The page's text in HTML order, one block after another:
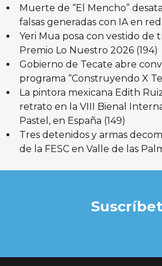
Muerte de “El Mencho”
falsas generadas con IA en
Yeri Mua posa con vestido de
Premio Lo Nuestro 2026 (194)
Gobierno de Tecate abre
programa “Construyendo X
La pintora mexicana Edith
retrato en la VIII Bienal
Pastel, en España (149)
Tres detenidos y armas
de la FESC en Valle de las